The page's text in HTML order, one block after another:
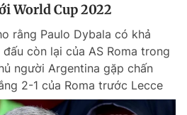
World Cup 2022
rằng Paulo Dybala có khả
còn lại của AS Roma trong
người Argentina gặp chấn
2-1 của Roma trước Lecce